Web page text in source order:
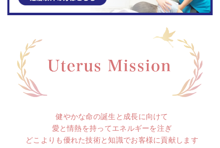
健やかな命の誕生と成長に向けて
愛と情熱を持ってエネルギーを注ぎ
どこよりも優れた技術と知識でお客様に貢献します